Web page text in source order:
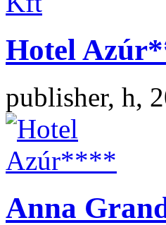
Hotel
publisher, h,
Anna